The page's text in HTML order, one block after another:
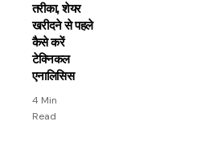
तरीका, शेयर
खरीदने से पहले
कैसे करें
टेक्निकल
एनालिसिस
4 Min
Read